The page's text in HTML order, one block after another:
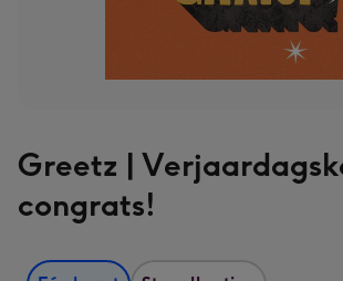
Greetz |
congrats!